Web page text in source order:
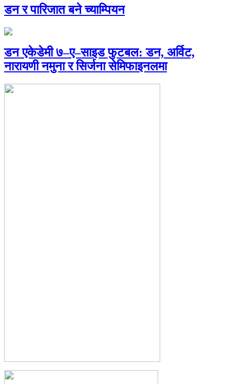
डन र पारिजात बने च्याम्पियन
डन एकेडेमी ७–ए–साइड फुटबल: डन, अर्विट,
नारायणी नमुना र सिर्जना सेमिफाइनलमा